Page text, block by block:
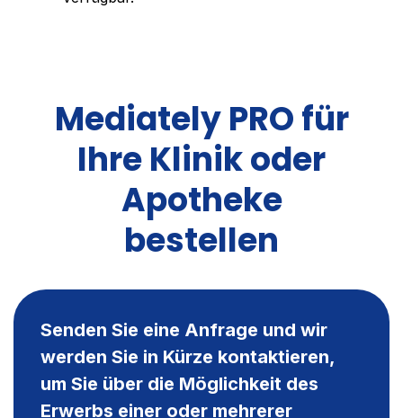
Mediately PRO für
Ihre Klinik oder
Apotheke
bestellen
Senden Sie eine Anfrage und wir
werden Sie in Kürze kontaktieren,
um Sie über die Möglichkeit des
Erwerbs einer oder mehrerer